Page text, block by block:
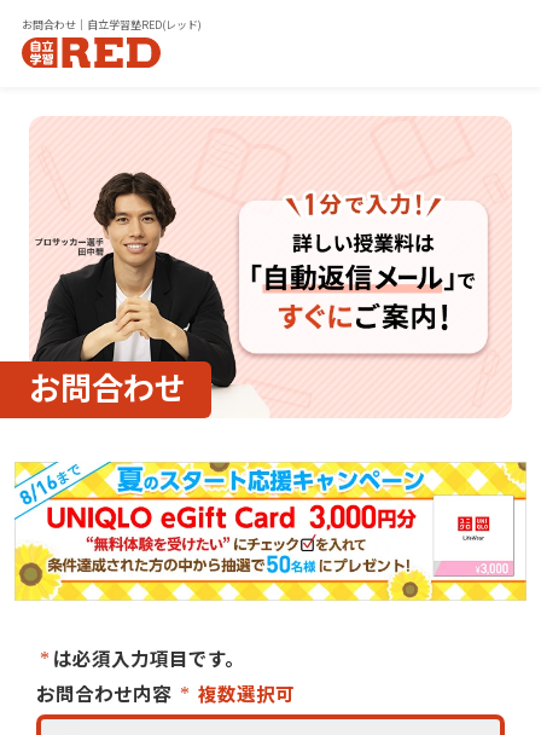
お問合わせ｜自立学習塾RED(レッド)
お問合わせ
は必須入力項目です。
お問合わせ内容
複数選択可